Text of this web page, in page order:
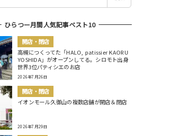
ひらつー月間人気記事ベスト10
開店・閉店
高槻につくってた「HALO, patissier KAORU
YOSHIDA」がオープンしてる。シロモト出身
世界3位パティシエのお店
2026年7月26日
開店・閉店
イオンモール久御山の複数店舗が開店＆閉店
2026年7月29日